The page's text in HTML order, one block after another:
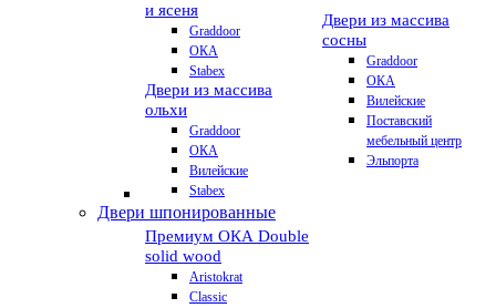
и ясеня
Graddoor
ОКА
Stabex
Двери из массива
ольхи
Graddoor
ОКА
Вилейские
Stabex
Двери из массива
сосны
Graddoor
ОКА
Вилейские
Поставский
мебельный центр
Эльпорта
Двери шпонированные
Премиум ОКА Double
solid wood
Aristokrat
Classic